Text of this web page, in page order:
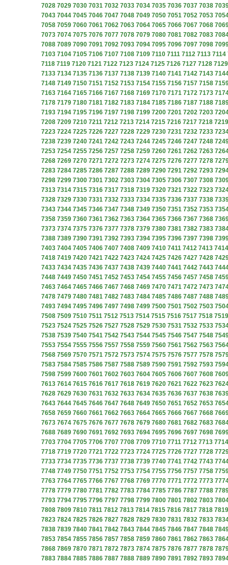
7028 7029 7030 7031 7032 7033 7034 7035 7036 7037 7038
7043 7044 7045 7046 7047 7048 7049 7050 7051 7052 7053
7058 7059 7060 7061 7062 7063 7064 7065 7066 7067 7068
7073 7074 7075 7076 7077 7078 7079 7080 7081 7082 7083
7088 7089 7090 7091 7092 7093 7094 7095 7096 7097 7098
7103 7104 7105 7106 7107 7108 7109 7110 7111 7112 7113 7114
7118 7119 7120 7121 7122 7123 7124 7125 7126 7127 7128 7129
7133 7134 7135 7136 7137 7138 7139 7140 7141 7142 7143
7148 7149 7150 7151 7152 7153 7154 7155 7156 7157 7158
7163 7164 7165 7166 7167 7168 7169 7170 7171 7172 7173
7178 7179 7180 7181 7182 7183 7184 7185 7186 7187 7188
7193 7194 7195 7196 7197 7198 7199 7200 7201 7202 7203
7208 7209 7210 7211 7212 7213 7214 7215 7216 7217 7218 7219
7223 7224 7225 7226 7227 7228 7229 7230 7231 7232 7233
7238 7239 7240 7241 7242 7243 7244 7245 7246 7247 7248
7253 7254 7255 7256 7257 7258 7259 7260 7261 7262 7263
7268 7269 7270 7271 7272 7273 7274 7275 7276 7277 7278
7283 7284 7285 7286 7287 7288 7289 7290 7291 7292 7293
7298 7299 7300 7301 7302 7303 7304 7305 7306 7307 7308
7313 7314 7315 7316 7317 7318 7319 7320 7321 7322 7323
7328 7329 7330 7331 7332 7333 7334 7335 7336 7337 7338
7343 7344 7345 7346 7347 7348 7349 7350 7351 7352 7353
7358 7359 7360 7361 7362 7363 7364 7365 7366 7367 7368
7373 7374 7375 7376 7377 7378 7379 7380 7381 7382 7383
7388 7389 7390 7391 7392 7393 7394 7395 7396 7397 7398
7403 7404 7405 7406 7407 7408 7409 7410 7411 7412 7413 7414
7418 7419 7420 7421 7422 7423 7424 7425 7426 7427 7428
7433 7434 7435 7436 7437 7438 7439 7440 7441 7442 7443
7448 7449 7450 7451 7452 7453 7454 7455 7456 7457 7458
7463 7464 7465 7466 7467 7468 7469 7470 7471 7472 7473
7478 7479 7480 7481 7482 7483 7484 7485 7486 7487 7488
7493 7494 7495 7496 7497 7498 7499 7500 7501 7502 7503
7508 7509 7510 7511 7512 7513 7514 7515 7516 7517 7518 7519
7523 7524 7525 7526 7527 7528 7529 7530 7531 7532 7533
7538 7539 7540 7541 7542 7543 7544 7545 7546 7547 7548
7553 7554 7555 7556 7557 7558 7559 7560 7561 7562 7563
7568 7569 7570 7571 7572 7573 7574 7575 7576 7577 7578
7583 7584 7585 7586 7587 7588 7589 7590 7591 7592 7593
7598 7599 7600 7601 7602 7603 7604 7605 7606 7607 7608
7613 7614 7615 7616 7617 7618 7619 7620 7621 7622 7623
7628 7629 7630 7631 7632 7633 7634 7635 7636 7637 7638
7643 7644 7645 7646 7647 7648 7649 7650 7651 7652 7653
7658 7659 7660 7661 7662 7663 7664 7665 7666 7667 7668
7673 7674 7675 7676 7677 7678 7679 7680 7681 7682 7683
7688 7689 7690 7691 7692 7693 7694 7695 7696 7697 7698
7703 7704 7705 7706 7707 7708 7709 7710 7711 7712 7713 7714
7718 7719 7720 7721 7722 7723 7724 7725 7726 7727 7728
7733 7734 7735 7736 7737 7738 7739 7740 7741 7742 7743
7748 7749 7750 7751 7752 7753 7754 7755 7756 7757 7758
7763 7764 7765 7766 7767 7768 7769 7770 7771 7772 7773
7778 7779 7780 7781 7782 7783 7784 7785 7786 7787 7788
7793 7794 7795 7796 7797 7798 7799 7800 7801 7802 7803
7808 7809 7810 7811 7812 7813 7814 7815 7816 7817 7818 7819
7823 7824 7825 7826 7827 7828 7829 7830 7831 7832 7833
7838 7839 7840 7841 7842 7843 7844 7845 7846 7847 7848
7853 7854 7855 7856 7857 7858 7859 7860 7861 7862 7863
7868 7869 7870 7871 7872 7873 7874 7875 7876 7877 7878
7883 7884 7885 7886 7887 7888 7889 7890 7891 7892 7893